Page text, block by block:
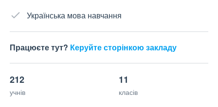
Українська мова навчання
Працюєте тут? Керуйте сторінкою закладу
212
учнів
11
класів